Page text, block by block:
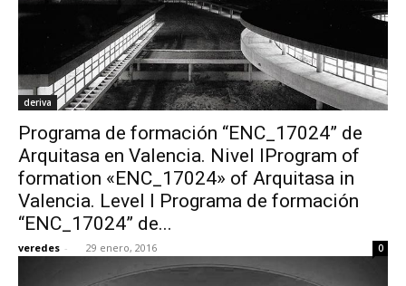
deriva
Programa de formación “ENC_17024” de
Arquitasa en Valencia. Nivel IProgram of
formation «ENC_17024» of Arquitasa in
Valencia. Level I Programa de formación
“ENC_17024” de...
veredes - 29 enero, 2016 0